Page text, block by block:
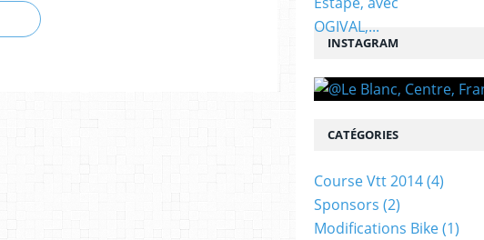
INSTAGRAM
CATÉGORIES
Course Vtt 2014(4)
Sponsors (2)
Modifications Bike(1)